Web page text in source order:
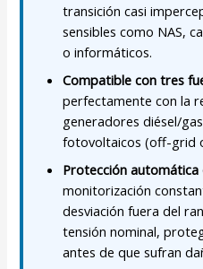
transición casi
sensibles como NAS,
o informáticos.
Compatible con tres
perfectamente con la
generadores diésel/
fotovoltaicos (off-grid
Protección automática
monitorización
desviación fuera del
tensión nominal,
antes de que sufran